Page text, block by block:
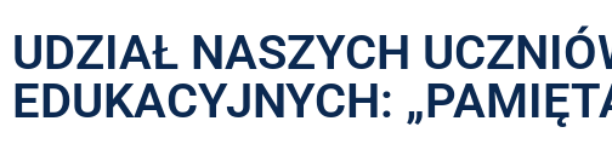
UDZIAŁ NASZYCH
EDUKACYJNYCH: